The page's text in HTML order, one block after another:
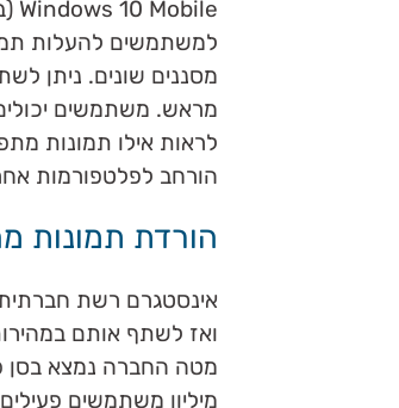
למשתמשים להעלות
מסננים שונים. ניתן
מראש. משתמשים
הורחב לפלטפורמות
הורדת תמונות
אינסטגרם רשת